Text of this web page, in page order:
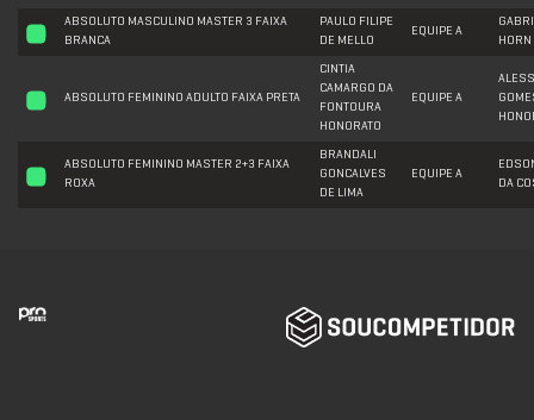
ABSOLUTO MASCULINO MASTER 3 FAIXA
BRANCA
PAULO FILIPE
DE MELLO
EQUIPE A
HORN
ABSOLUTO FEMININO ADULTO FAIXA PRETA
CINTIA
CAMARGO DA
FONTOURA
HONORATO
EQUIPE A
ABSOLUTO FEMININO MASTER 2+3 FAIXA
ROXA
BRANDALI
GONCALVES
DE LIMA
EQUIPE A
DA